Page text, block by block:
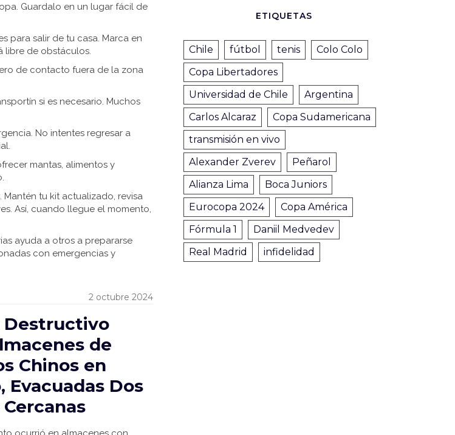
Guardalo en un lugar fácil de
para salir de tu casa. Marca en
libre de obstáculos.
de contacto fuera de la zona
si es necesario. Muchos
No intentes regresar a
mantas, alimentos y
tu kit actualizado, revisa
Así, cuando llegue el momento,
ayuda a otros a prepararse
con emergencias y
2 octubre 2024
Destructivo
de
Chinos en
Evacuadas Dos
ETIQUETAS
Chile fútbol tenis
Colo Colo
Copa Libertadores
Universidad de Chile
Argentina
Carlos Alcaraz
Copa Sudamericana
transmisión en vivo
Alexander Zverev
Peñarol
Alianza Lima
Boca Juniors
Eurocopa 2024
Copa América
Fórmula 1
Daniil Medvedev
Real Madrid
infidelidad